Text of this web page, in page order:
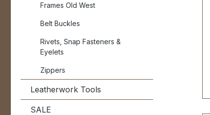
Frames Old West
Belt Buckles
Rivets, Snap Fasteners &
Eyelets
Zippers
Leatherwork Tools
SALE